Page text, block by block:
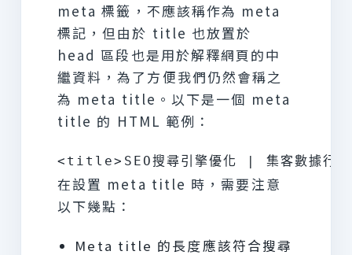
meta 標籤，不應該稱作為 meta
標記，但由於 title 也放置於
head 區段也是用於解釋網頁的中
繼資料，為了方便我們仍然會稱之
為 meta title。以下是一個 meta
title 的 HTML 範例：
在設置 meta title 時，需要注意
以下幾點：
Meta title 的長度應該符合搜尋